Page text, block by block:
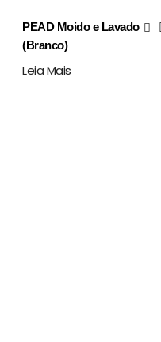
PEAD Moido e Lavado
(Branco)
Leia Mais